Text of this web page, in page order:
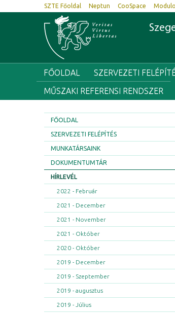
SZTE Főoldal Neptun CooSpace Modulo
FŐOLDAL SZERVEZETI
MŰSZAKI REFERENSI RENDSZER
FŐOLDAL
SZERVEZETI FELÉPÍTÉS
MUNKATÁRSAINK
DOKUMENTUMTÁR
HÍRLEVÉL
2022 - Február
2021 - December
2021 - November
2021 - Október
2020 - Október
2019 - December
2019 - Szeptember
2019 - augusztus
2019 - Július